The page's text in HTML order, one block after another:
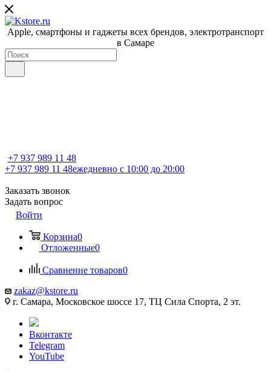
Apple, cмартфоны и гаджеты всех брендов, электротранспорт
в Самаре
+7 937 989 11 48
+7 937 989 11 48ежедневно с 10:00 до 20:00
Заказать звонок
Задать вопрос
Войти
Корзина0
Отложенные0
Сравнение товаров0
zakaz@kstore.ru
г. Самара, Московское шоссе 17, ТЦ Сила Спорта, 2 эт.
Вконтакте
Telegram
YouTube